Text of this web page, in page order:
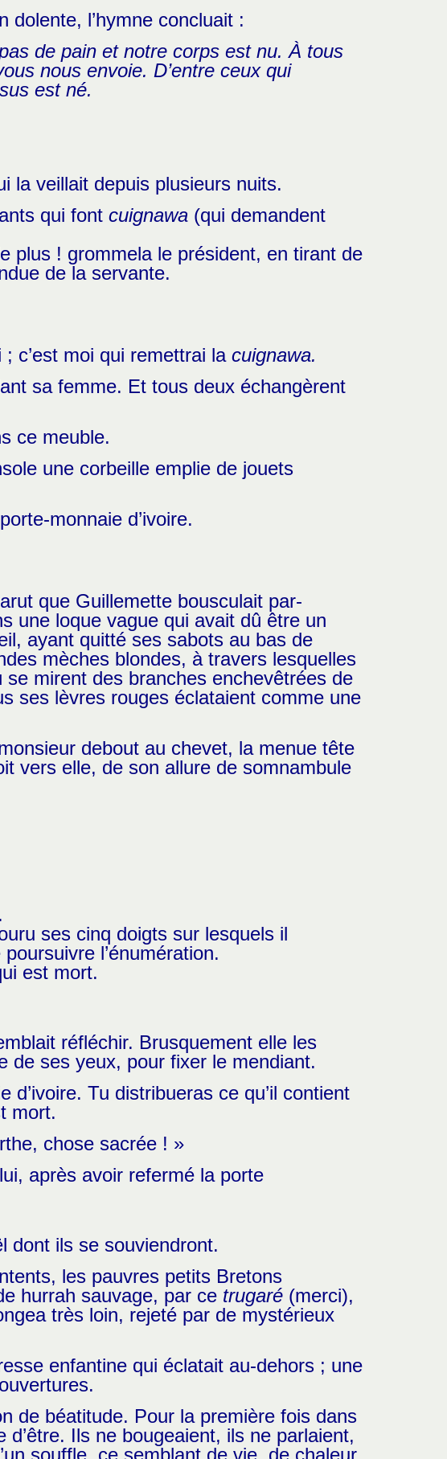
l’hymne concluait :
de pain et notre corps est nu.À tous
nous envoie. D’entre ceux qui
est né.
la veillait depuis plusieurs nuits.
qui font cuignawa (qui demandent
plus ! grommela le président, en tirant de
de la servante.
; c’est moi qui remettrai la cuignawa.
sa femme. Et tous deux échangèrent
ce meuble.
une corbeille emplie de jouets
monnaie d’ivoire.
que Guillemette bousculait par-
une loque vague qui avait dû être un
ayant quitté ses sabots au bas de
mèches blondes, à travers lesquelles
mirent des branches enchevêtrées de
ses lèvres rouges éclataient comme une
debout au chevet, la menue tête
vers elle, de son allure de somnambule
ses cinq doigts sur lesquels il
l’énumération.
est mort.
réfléchir. Brusquement elle les
de ses yeux, pour fixer le mendiant.
Tu distribueras ce qu’il contient
mort.
chose sacrée ! »
après avoir refermé la porte
dont ils se souviendront.
les pauvres petits Bretons
hurrah sauvage, par ce trugaré (merci),
très loin, rejeté par de mystérieux
enfantine qui éclatait au-dehors ; une
de béatitude. Pour la première fois dans
Ils ne bougeaient, ils ne parlaient,
souffle, ce semblant de vie, de chaleur